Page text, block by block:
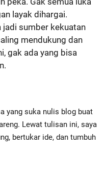
layak dihargai.
jadi sumber kekuatan
mendukung dan
gak ada yang bisa
yang suka nulis blog buat
Lewat tulisan ini, saya
bertukar ide, dan tumbuh